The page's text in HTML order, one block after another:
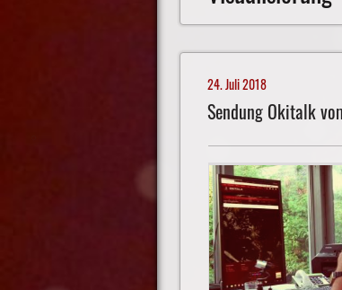
24. Juli 2018
Sendung Okitalk